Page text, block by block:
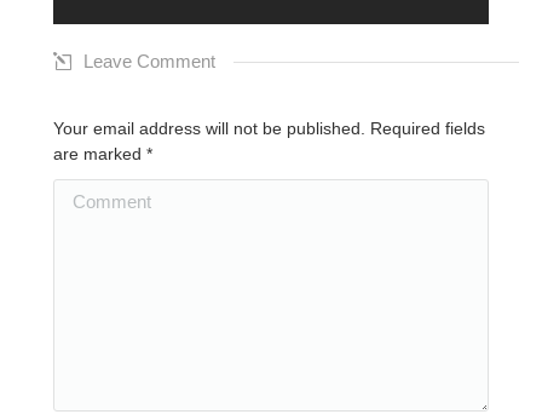
Leave Comment
Your email address will not be published. Required fields
are marked *
Comment